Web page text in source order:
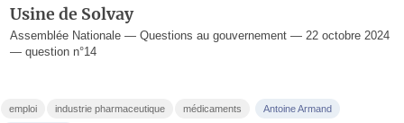
Usine de Solvay
Assemblée Nationale — Questions au gouvernement — 22 octobre 2024
— question n°14
emploi industrie pharmaceutique médicaments Antoine Armand